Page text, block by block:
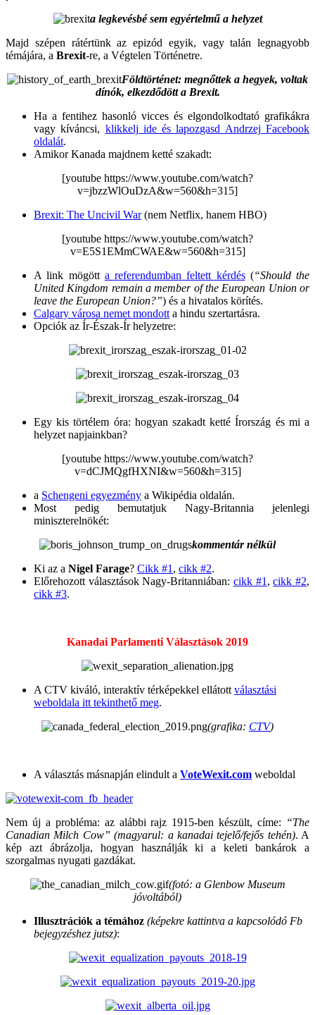
a legkevésbé sem egyértelmű a helyzet
Majd szépen rátértünk az epizód egyik, vagy talán legnagyobb
témájára, a Brexit-re, a Végtelen Történetre.
Földtörténet: megnőttek a hegyek, voltak
dínók, elkezdődött a Brexit.
Ha a fentihez hasonló vicces és elgondolkodtató grafikákra
vagy kíváncsi, klikkelj ide és lapozgasd Andrzej Facebook
oldalát.
Amikor Kanada majdnem ketté szakadt:
[youtube https://www.youtube.com/watch?
v=jbzzWlOuDzA&w=560&h=315]
Brexit: The Uncivil War(nem Netflix, hanem HBO)
[youtube https://www.youtube.com/watch?
v=E5S1EMmCWAE&w=560&h=315]
A link mögött a referendumban feltett kérdés(“Should the
United Kingdom remain a member of the European Union or
leave the European Union?”) és a hivatalos körítés.
Calgary városa nemet mondott a hindu szertartásra.
Opciók az Ír-Észak-Ír helyzetre:
Egy kis törtélem óra: hogyan szakadt ketté Írország és mi a
helyzet napjainkban?
[youtube https://www.youtube.com/watch?
v=dCJMQgfHXNI&w=560&h=315]
a Schengeni egyezmény a Wikipédia oldalán.
Most pedig bemutatjuk Nagy-Britannia jelenlegi
miniszterelnökét:
kommentár nélkül
Ki az a Nigel Farage? Cikk #1 , cikk #2.
Előrehozott választások Nagy-Britanniában: cikk #1 ,cikk #2,
cikk #3.
Kanadai Parlamenti Választások 2019
A CTV kiváló, interaktív térképekkel ellátott választási
weboldala itt tekinthető meg.
(grafika: CTV)
A választás másnapján elindult a VoteWexit.com weboldal
Nem új a probléma: az alábbi rajz 1915-ben készült, címe: “The
Canadian Milch Cow” (magyarul: a kanadai tejelő/fejős tehén). A
kép azt ábrázolja, hogyan használják ki a keleti bankárok a
szorgalmas nyugati gazdákat.
(fotó: a Glenbow Museum
jóvoltából)
Illusztrációk a témához (képekre kattintva a kapcsolódó Fb
bejegyzéshez jutsz):